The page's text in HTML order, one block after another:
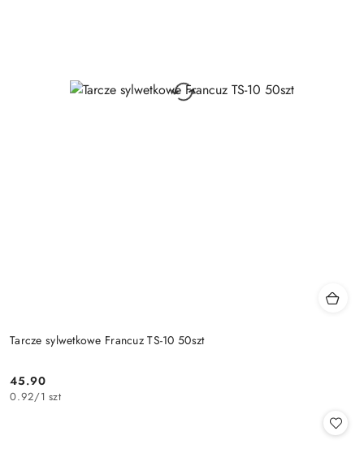
Tarcze sylwetkowe Francuz TS-10 50szt
Cena:
45.90
0.92/1 szt